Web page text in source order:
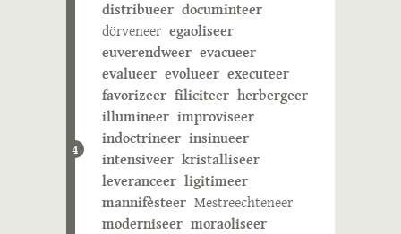
4
distribueer documinteer
dörveneer egaoliseer
euverendweer evacueer
evalueer evolueer executeer
favorizeer filiciteer herbergeer
illumineer improviseer
indoctrineer insinueer
intensiveer kristalliseer
leveranceer ligitimeer
mannifèsteer Mestreechteneer
moderniseer moraoliseer